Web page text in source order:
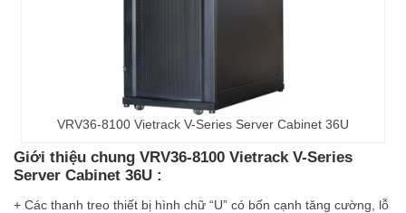
VRV36-8100 Vietrack V-Series Server Cabinet 36U
Giới thiệu chung VRV36-8100 Vietrack V-Series
Server Cabinet 36U :
+ Các thanh treo thiết bị hình chữ “U” có bốn cạnh tăng cường, lỗ